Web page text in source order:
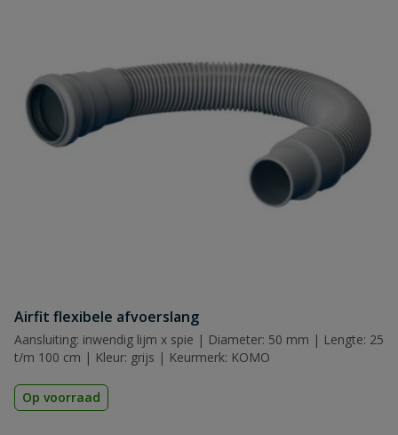
Airfit flexibele afvoerslang
Aansluiting: inwendig lijm x spie | Diameter: 50 mm | Lengte: 25
t/m 100 cm | Kleur: grijs | Keurmerk: KOMO
Op voorraad